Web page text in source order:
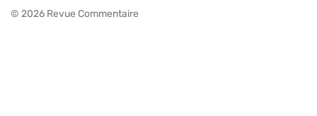
© 2026 Revue Commentaire